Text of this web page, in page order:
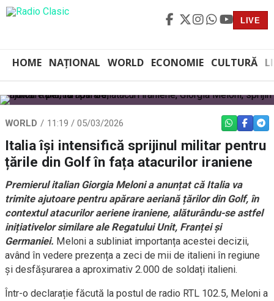
LIVE
HOME NAȚIONAL WORLD ECONOMIE CULTURĂ
WORLD 11:19 / 05/03/2026 WHATSAPP
Italia își intensifică sprijinul militar pentru
țările din Golf în fața atacurilor iraniene
Premierul italian Giorgia Meloni a anunțat că Italia va
trimite ajutoare pentru apărare aeriană țărilor din Golf, în
contextul atacurilor aeriene iraniene, alăturându-se astfel
inițiativelor similare ale Regatului Unit, Franței și
Germaniei. Meloni a subliniat importanța acestei decizii,
având în vedere prezența a zeci de mii de italieni în regiune
și desfășurarea a aproximativ 2.000 de soldați italieni.
Într-o declarație făcută la postul de radio RTL 102.5, Meloni a